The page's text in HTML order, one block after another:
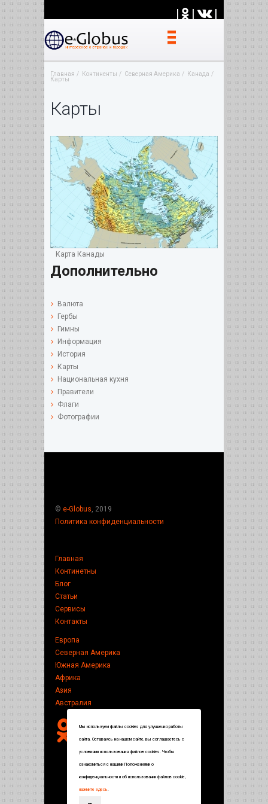
| | |
Главная Континенты Северная Америка
Канада
Карты
Карты
Карта Канады
Дополнительно
Валюта
Гербы
Гимны
Информация
История
Карты
Национальная кухня
Правители
Флаги
Фотографии
© e-Globus , 2019
Политика конфиденциальности
Главная
Континетны
Блог
Статьи
Сервисы
Контакты
Европа
Северная Америка
Южная Америка
Африка
Азия
Австралия
Мы используем файлы cookies для улучшения работы
сайта. Оставаясь на нашем сайте, вы соглашаетесь с
условиями использования файлов cookies. Чтобы
ознакомиться с нашими Положениями о
конфиденциальности и об использовании файлов cookie,
нажмите здесь.